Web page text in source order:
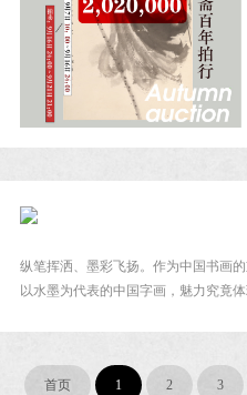
纵笔挥洒、墨彩飞扬。作为中国书画
以水墨为代表的中国字画，魅力究竟
首页 1 2 3